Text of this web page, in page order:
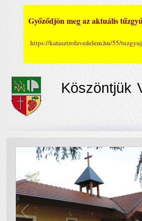
Győződjön meg az aktuális
https://katasztrofavedelem.hu/55/
Köszöntjük